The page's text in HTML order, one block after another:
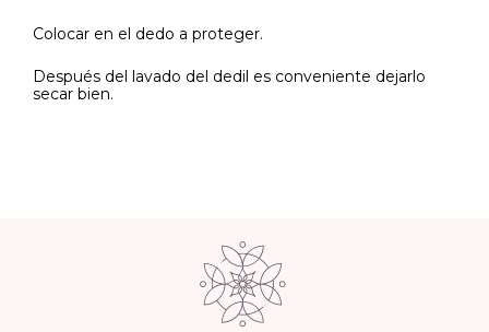
Colocar en el dedo a proteger.
Después del lavado del dedil es conveniente dejarlo
secar bien.